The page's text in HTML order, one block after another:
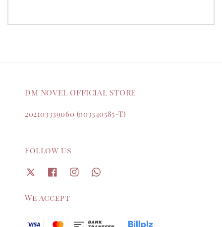
DM NOVEL OFFICIAL STORE
202103339060 (003340585-T)
Follow us
We accept